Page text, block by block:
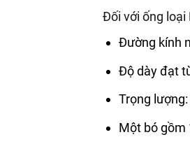
Đối với ống loại
Đường kính
Độ dày đạt
Trọng
Một bó gồm